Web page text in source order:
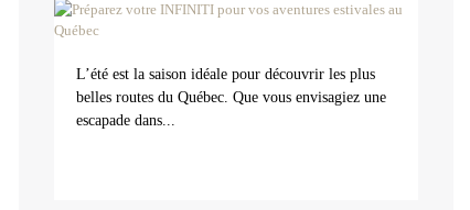
L’été est la saison idéale pour découvrir les plus
belles routes du Québec. Que vous envisagiez une
escapade dans...